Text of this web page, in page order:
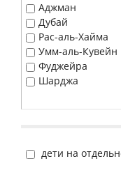
Аджман
Дубай
Рас-аль-Хайма
Умм-аль-Кувейн
Фуджейра
Шарджа
дети на